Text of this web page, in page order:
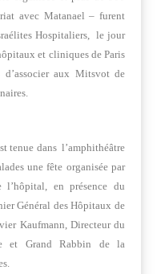
avec Matanael – furent
Hospitaliers, le jour
et cliniques de Paris
aux Mitsvot de
tenue dans l’amphithéâtre
une fête organisée par
l’hôpital, en présence du
Général des Hôpitaux de
Kaufmann, Directeur du
et Grand Rabbin de la